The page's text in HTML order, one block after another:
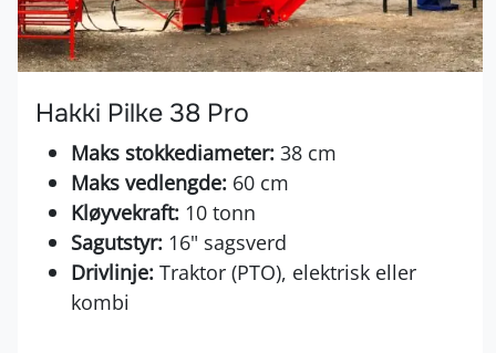
Hakki Pilke 38 Pro
Maks stokkediameter: 38 cm
Maks vedlengde: 60 cm
Kløyvekraft: 10 tonn
Sagutstyr: 16" sagsverd
Drivlinje: Traktor (PTO), elektrisk eller
kombi